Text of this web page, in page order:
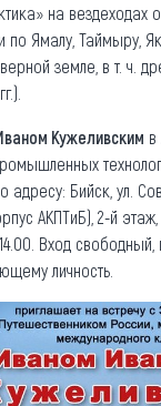
на вездеходах
по Ямалу, Таймыру,
земле, в т. ч.
Кужеливским в
адресу: Бийск, ул.
АКПТиБ), 2-й этаж,
Вход свободный,
личность.